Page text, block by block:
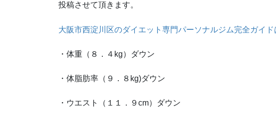
投稿させて頂きます。
大阪市西淀川区のダイエット専門パーソナルジム完全ガイド
・体重（８．４kg）ダウン
・体脂肪率（９．８kg)ダウン
・ウエスト（１１．９cm）ダウン